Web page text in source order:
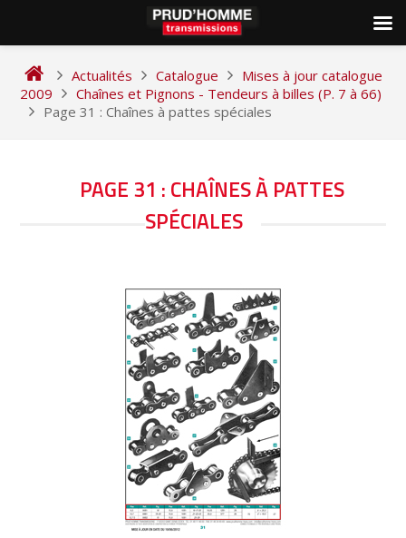
content
Actualités Catalogue
Mises à jour catalogue
2009
Chaînes et Pignons - Tendeurs à billes (P. 7 à 66)
Page 31 : Chaînes à pattes spéciales
PAGE 31 : CHAÎNES À PATTES
SPÉCIALES
NAVIGATION